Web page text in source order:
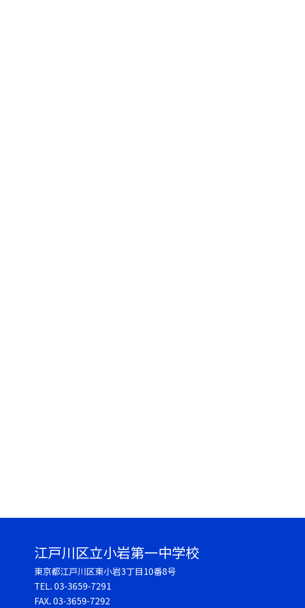
江戸川区立小岩第一中学校
東京都江戸川区東小岩3丁目10番8号
TEL. 03-3659-7291
FAX. 03-3659-7292